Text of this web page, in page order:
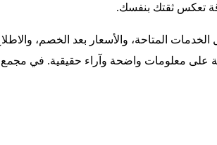
تعكس ثقتك بنفسك.
المتاحة، والأسعار بعد الخصم،
على معلومات واضحة وآراء حقيقية. في